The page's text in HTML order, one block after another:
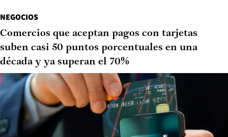
NEGOCIOS
Comercios que aceptan pagos con tarjetas
suben casi 50 puntos porcentuales en una
década y ya superan el 70%